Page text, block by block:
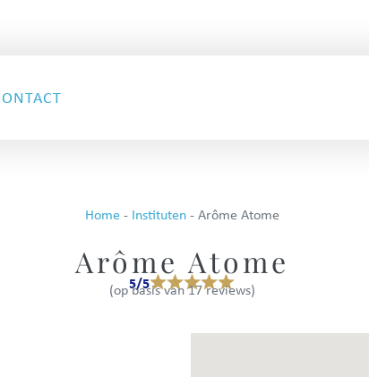
Home- Instituten-Arôme Atome
Arôme Atome
5/5
(op basis van 17 reviews)